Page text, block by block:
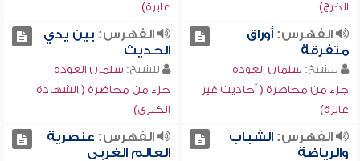
الخرج)
عابرة)
الفهرس:أوراق
متفرقة
للشيخ: سلمان العودة
جزء من محاضرة ( أحاديث غير
عابرة)
الفهرس: بين يدي
الحديث
للشيخ: سلمان العودة
جزء من محاضرة ( الشهادة
الكبرى)
الفهرس:الشباب
والرياضة
الفهرس: عنصرية
العالم الغربي